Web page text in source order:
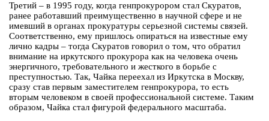
Третий – в 1995 году, когда генпрокурором стал Скуратов,
ранее работавший преимущественно в научной сфере и не
имевший в органах прокуратуры серьезной системы связей.
Соответственно, ему пришлось опираться на известные ему
лично кадры – тогда Скуратов говорил о том, что обратил
внимание на иркутского прокурора как на человека очень
энергичного, требовательного и жесткого в борьбе с
преступностью. Так, Чайка переехал из Иркутска в Москву,
сразу став первым заместителем генпрокурора, то есть
вторым человеком в своей профессиональной системе. Таким
образом, Чайка стал фигурой федерального масштаба.